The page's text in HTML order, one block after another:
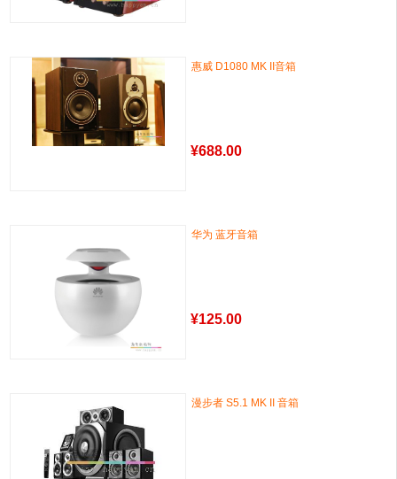
惠威 D1080 MK II音箱
¥688.00
华为 蓝牙音箱
¥125.00
漫步者 S5.1 MK II 音箱